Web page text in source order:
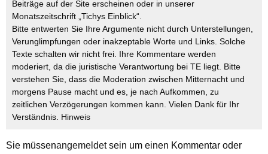
Beiträge auf der Site erscheinen oder in unserer
Monatszeitschrift „Tichys Einblick“.
Bitte entwerten Sie Ihre Argumente nicht durch Unterstellungen,
Verunglimpfungen oder inakzeptable Worte und Links. Solche
Texte schalten wir nicht frei. Ihre Kommentare werden
moderiert, da die juristische Verantwortung bei TE liegt. Bitte
verstehen Sie, dass die Moderation zwischen Mitternacht und
morgens Pause macht und es, je nach Aufkommen, zu
zeitlichen Verzögerungen kommen kann. Vielen Dank für Ihr
Verständnis. Hinweis
Sie müssenangemeldetsein um einen Kommentar oder